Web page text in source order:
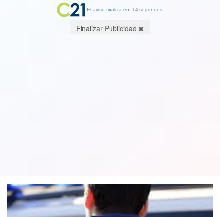
El aviso finaliza en: 14 segundos.
Finalizar Publicidad